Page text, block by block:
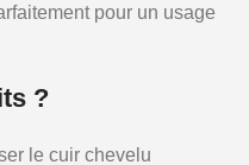
pour un usage
?
le cuir chevelu